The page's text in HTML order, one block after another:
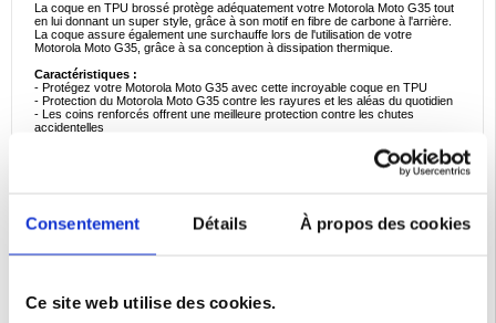
Consentement Détails À propos des cookies
Ce site web utilise des cookies.
La coque en TPU brossé protège adéquatement votre Motorola Moto G35 tout
en lui donnant un super style, grâce à son motif en fibre de carbone à l'arrière.
La coque assure également une surchauffe lors de l'utilisation de votre
Motorola Moto G35, grâce à sa conception à dissipation thermique.
Caractéristiques :
- Protégez votre Motorola Moto G35 avec cette incroyable coque en TPU
- Protection du Motorola Moto G35 contre les rayures et les aléas du quotidien
- Les coins renforcés offrent une meilleure protection contre les chutes
accidentelles
- Protection interne contre la surchauffe lors de l'utilisation de votre Motorola
- Cette coque Motorola Moto G35 est fabriquée en TPU durable et flexible
EAN: 5714122499417